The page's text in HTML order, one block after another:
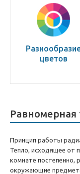
цветов
Равномерная
Принцип работы
Тепло, исходящее от
комнате постепенно,
окружающие